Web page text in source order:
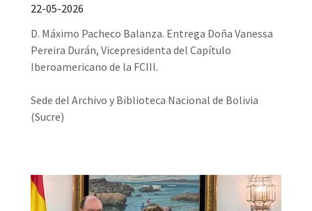
22-05-2026
D. Máximo Pacheco Balanza. Entrega Doña Vanessa
Pereira Durán, Vicepresidenta del Capítulo
Iberoamericano de la FCIII.
Sede del Archivo y Biblioteca Nacional de Bolivia
(Sucre)